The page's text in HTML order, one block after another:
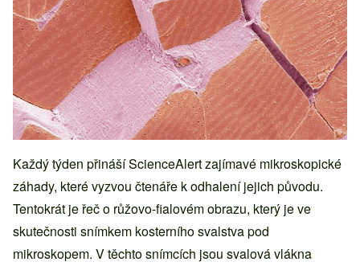
Každý týden přináší ScienceAlert zajímavé mikroskopické
záhady, které vyzvou čtenáře k odhalení jejich původu.
Tentokrát je řeč o růžovo-fialovém obrazu, který je ve
skutečnosti snímkem kosterního svalstva pod
mikroskopem. V těchto snímcích jsou svalová vlákna